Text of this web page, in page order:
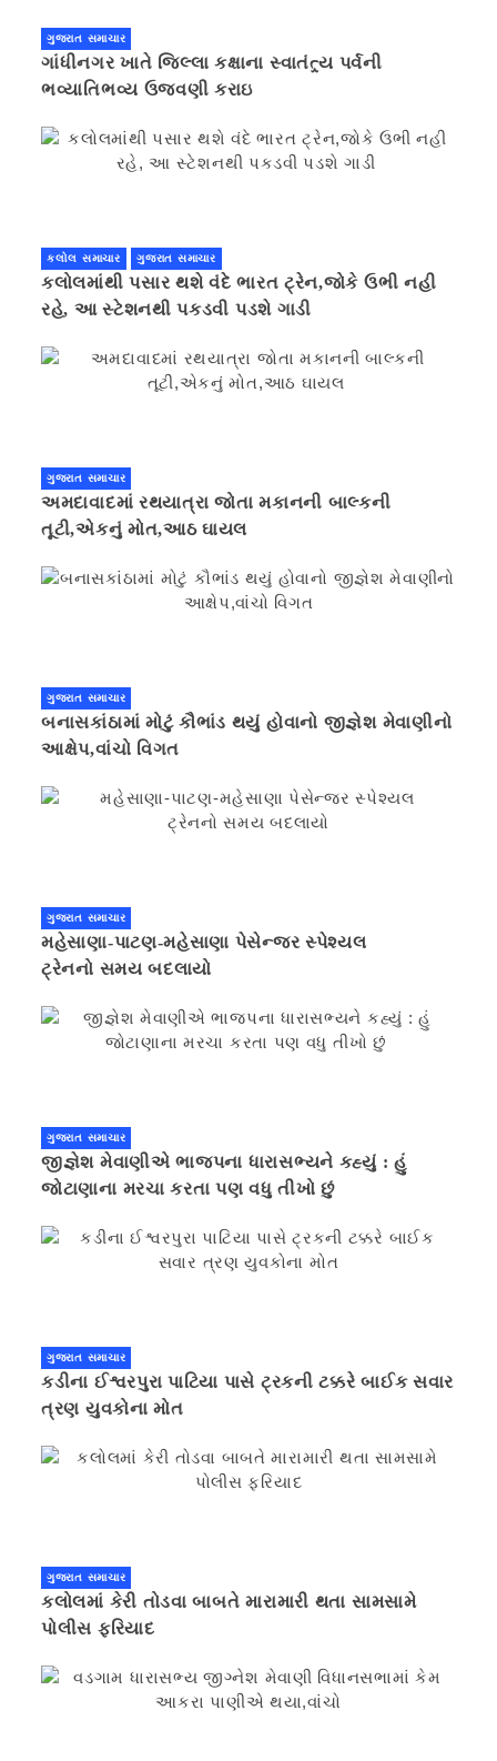
ગુજરાત સમાચાર
ગાંધીનગર ખાતે જિલ્લા કક્ષાના સ્વાતંત્ર્ય પર્વની
ભવ્યાતિભવ્ય ઉજવણી કરાઇ
કલોલ સમાચાર ગુજરાત સમાચાર
કલોલમાંથી પસાર થશે વંદે ભારત ટ્રેન,જોકે ઉભી નહી
રહે, આ સ્ટેશનથી પકડવી પડશે ગાડી
ગુજરાત સમાચાર
અમદાવાદમાં રથયાત્રા જોતા મકાનની બાલ્કની
તૂટી,એકનું મોત,આઠ ઘાયલ
ગુજરાત સમાચાર
બનાસકાંઠામાં મોટું કૌભાંડ થયું હોવાનો જીજ્ઞેશ મેવાણીનો
આક્ષેપ,વાંચો વિગત
ગુજરાત સમાચાર
મહેસાણા-પાટણ-મહેસાણા પેસેન્જર સ્પેશ્યલ
ટ્રેનનો સમય બદલાયો
ગુજરાત સમાચાર
જીજ્ઞેશ મેવાણીએ ભાજપના ધારાસભ્યને કહ્યું : હું
જોટાણાના મરચા કરતા પણ વધુ તીખો છું
ગુજરાત સમાચાર
કડીના ઈશ્વરપુરા પાટિયા પાસે ટ્રકની ટક્કરે બાઈક સવાર
ત્રણ યુવકોના મોત
ગુજરાત સમાચાર
કલોલમાં કેરી તોડવા બાબતે મારામારી થતા સામસામે
પોલીસ ફરિયાદ